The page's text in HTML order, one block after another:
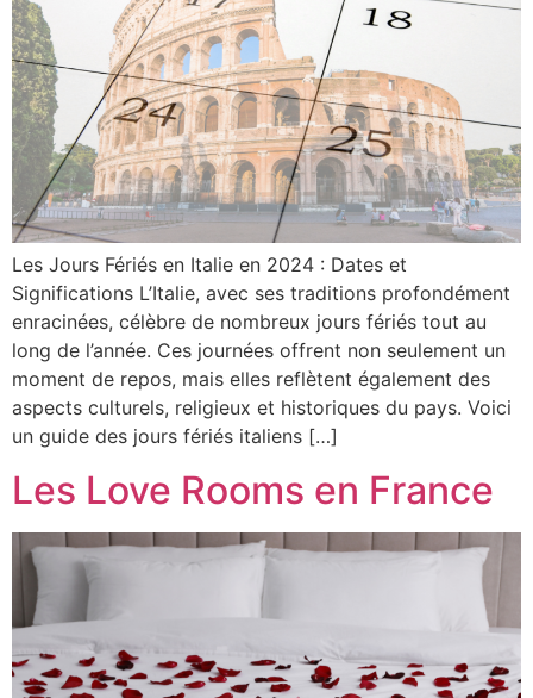
Les Jours Fériés en Italie en 2024 : Dates et
Significations L’Italie, avec ses traditions profondément
enracinées, célèbre de nombreux jours fériés tout au
long de l’année. Ces journées offrent non seulement un
moment de repos, mais elles reflètent également des
aspects culturels, religieux et historiques du pays. Voici
un guide des jours fériés italiens […]
Les Love Rooms en France